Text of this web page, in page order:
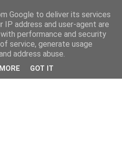
delle arti per condividere
Google to deliver its services
IP address and user-agent are
performance and security
service, generate usage
address abuse.
GOT IT